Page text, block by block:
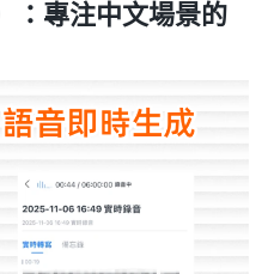
：專注中文場景的